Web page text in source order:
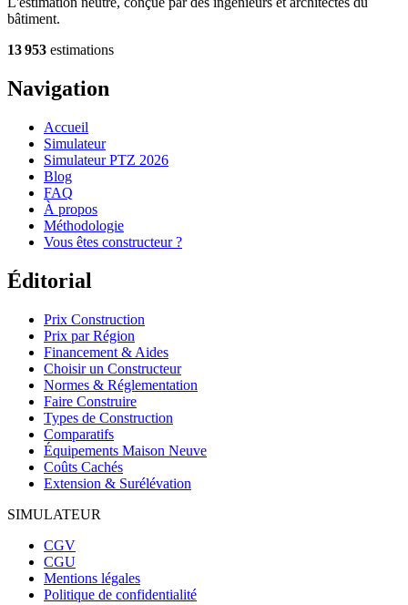
bâtiment.
13 953 estimations
Navigation
Accueil
Simulateur
Simulateur PTZ 2026
Blog
FAQ
À propos
Méthodologie
Vous êtes constructeur ?
Éditorial
Prix Construction
Prix par Région
Financement & Aides
Choisir un Constructeur
Normes & Réglementation
Faire Construire
Types de Construction
Comparatifs
Équipements Maison Neuve
Coûts Cachés
Extension & Surélévation
SIMULATEUR
CGV
CGU
Mentions légales
Politique de confidentialité